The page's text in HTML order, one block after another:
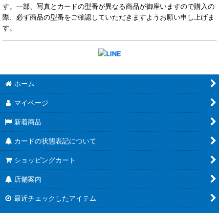
す。一部、写真とカードの型番が異なる商品が御座いますので購入の
際、必ず商品の型番をご確認していただきますようお願い申し上げま
す。
ホーム
マイページ
新着商品
カードの状態表記について
ショッピングカート
店舗案内
最近チェックしたアイテム